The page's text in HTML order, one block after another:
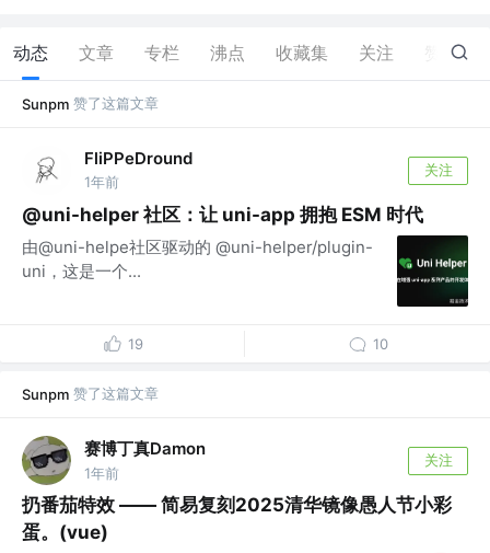
动态 文章 专栏 沸点 收藏集 关注 7
Sunpm 赞了这篇文章
FliPPeDround
1年前
关注
@uni-helper 社区：让 uni-app 拥抱 ESM 时代
由@uni-helpe社区驱动的 @uni-helper/plugin-
uni，这是一个...
19 10
Sunpm 赞了这篇文章
赛博丁真Damon
1年前
关注
扔番茄特效 —— 简易复刻2025清华镜像愚人节小彩
蛋。(vue)